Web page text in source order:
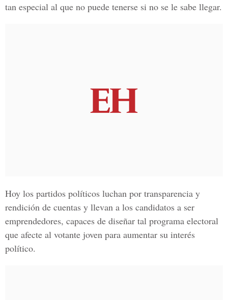
tan especial al que no puede tenerse si no se le sabe llegar.
Hoy los partidos políticos luchan por transparencia y
rendición de cuentas y llevan a los candidatos a ser
emprendedores, capaces de diseñar tal programa electoral
que afecte al votante joven para aumentar su interés
político.